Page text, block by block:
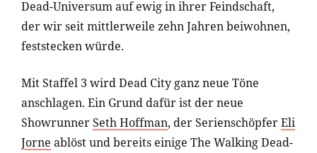
Dead-Universum auf ewig in ihrer Feindschaft,
der wir seit mittlerweile zehn Jahren beiwohnen,
feststecken würde.
Mit Staffel 3 wird Dead City ganz neue Töne
anschlagen. Ein Grund dafür ist der neue
ShowrunnerSeth Hoffman, der SerienschöpferEli
Jorne ablöst und bereits einige The Walking Dead-